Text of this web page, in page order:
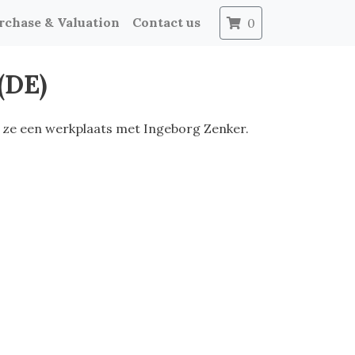
& Valuation Contact us 0
een werkplaats met Ingeborg Zenker.